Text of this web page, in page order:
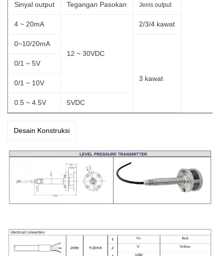
Sinyal output Tegangan Pasokan Jenis output
4 ~ 20mA
12 ~ 30VDC
2/3/4 kawat
0~10/20mA
3 kawat
0/1 ~ 5V
0/1 ~ 10V
0.5 ~ 4.5V 5VDC
Desain Konstruksi